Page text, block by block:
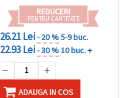
REDUCERI
PENTRU CANTITATE
26.21 Lei- 20 %5-9 buc.
22.93 Lei- 30 %10 buc. +
ADAUGA IN COS